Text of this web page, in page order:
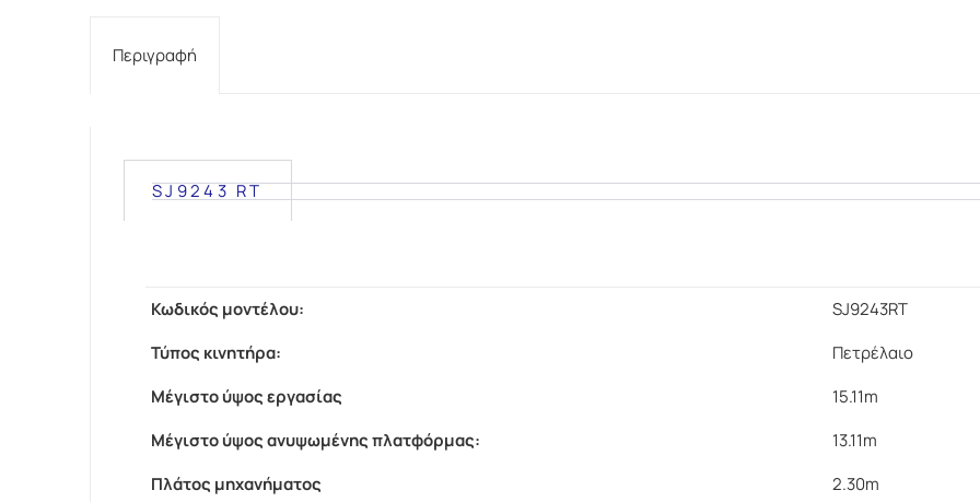
Περιγραφή
SJ9243 RT
Κωδικός μοντέλου:
SJ9243RT
Τύπος κινητήρα:
Πετρέλαιο
Mέγιστο ύψος εργασίας
15.11m
Μέγιστο ύψος ανυψωμένης πλατφόρμας:
13.11m
Πλάτος μηχανήματος
2.30m